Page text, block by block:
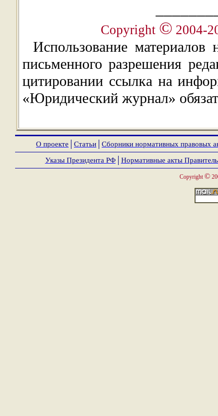
Copyright © 2004-
Использование материалов
письменного разрешения
цитировании ссылка на
«Юридический журнал»
О проекте Статьи Сборники нормативных правовых
Указы Президента РФ│ Нормативные акты
Copyright ©